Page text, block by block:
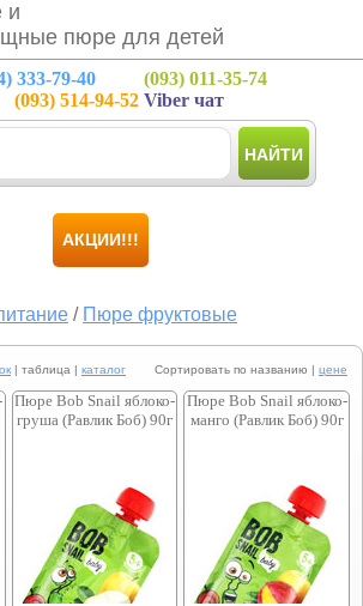
и
пюре для детей
333-79-40 (093) 011-35-74
(093) 514-94-52Viber чат
НАЙТИ
АКЦИИ!!!
/ Пюре фруктовые
| таблица | каталог Сортировать по названию | цене
Пюре Bob Snail яблоко-
груша (Равлик Боб) 90г
Пюре Bob Snail яблоко-
манго (Равлик Боб) 90г